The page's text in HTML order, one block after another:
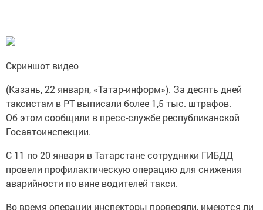
Скриншот видео
(Казань, 22 января, «Татар-информ»). За десять дней
таксистам в РТ выписали более 1,5 тыс. штрафов.
Об этом сообщили в пресс-службе республиканской
Госавтоинспекции.
С 11 по 20 января в Татарстане сотрудники ГИБДД
провели профилактическую операцию для снижения
аварийности по вине водителей такси.
Во время операции инспекторы проверяли, имеются ли